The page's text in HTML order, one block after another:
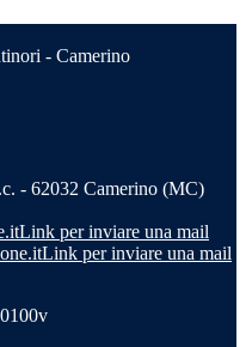
- Camerino
- 62032 Camerino (MC)
Link per inviare una mail
Link per inviare una mail